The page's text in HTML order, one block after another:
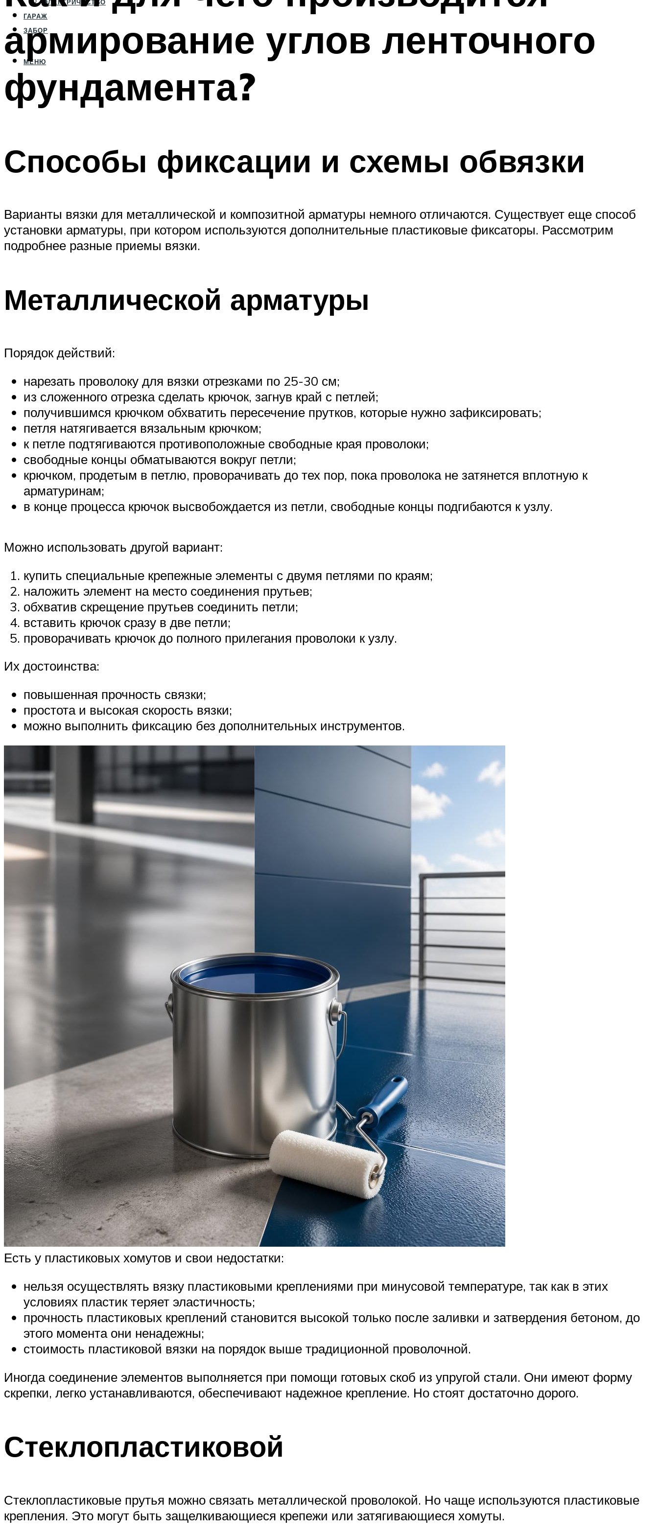
ЭЛЕКТРИЧЕСТВО
ГАРАЖ
ЗАБОР
МЕНЮ
армирование углов ленточного
фундамента?
Способы фиксации и схемы обвязки
Варианты вязки для металлической и композитной арматуры немного отличаются. Существует еще способ
установки арматуры, при котором используются дополнительные пластиковые фиксаторы. Рассмотрим
подробнее разные приемы вязки.
Металлической арматуры
Порядок действий:
нарезать проволоку для вязки отрезками по 25-30 см;
из сложенного отрезка сделать крючок, загнув край с петлей;
получившимся крючком обхватить пересечение прутков, которые нужно зафиксировать;
петля натягивается вязальным крючком;
к петле подтягиваются противоположные свободные края проволоки;
свободные концы обматываются вокруг петли;
крючком, продетым в петлю, проворачивать до тех пор, пока проволока не затянется вплотную к
арматуринам;
в конце процесса крючок высвобождается из петли, свободные концы подгибаются к узлу.
Можно использовать другой вариант:
купить специальные крепежные элементы с двумя петлями по краям;
наложить элемент на место соединения прутьев;
обхватив скрещение прутьев соединить петли;
вставить крючок сразу в две петли;
проворачивать крючок до полного прилегания проволоки к узлу.
Их достоинства:
повышенная прочность связки;
простота и высокая скорость вязки;
можно выполнить фиксацию без дополнительных инструментов.
Есть у пластиковых хомутов и свои недостатки:
нельзя осуществлять вязку пластиковыми креплениями при минусовой температуре, так как в этих
условиях пластик теряет эластичность;
прочность пластиковых креплений становится высокой только после заливки и затвердения бетоном, до
этого момента они ненадежны;
стоимость пластиковой вязки на порядок выше традиционной проволочной.
Иногда соединение элементов выполняется при помощи готовых скоб из упругой стали. Они имеют форму
скрепки, легко устанавливаются, обеспечивают надежное крепление. Но стоят достаточно дорого.
Стеклопластиковой
Стеклопластиковые прутья можно связать металлической проволокой. Но чаще используются пластиковые
крепления. Это могут быть защелкивающиеся крепежи или затягивающиеся хомуты.